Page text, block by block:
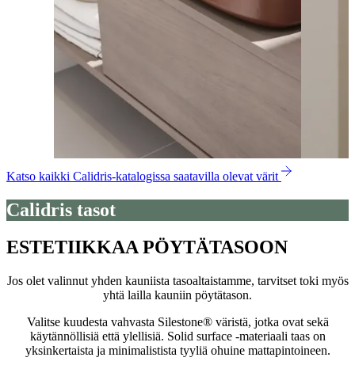
Katso kaikki Calidris-katalogissa saatavilla olevat värit
Calidris tasot
ESTETIIKKAA PÖYTÄTASOON
Jos olet valinnut yhden kauniista tasoaltaistamme, tarvitset toki myös
yhtä lailla kauniin pöytätason.
Valitse kuudesta vahvasta Silestone® väristä, jotka ovat sekä
käytännöllisiä että ylellisiä. Solid surface -materiaali taas on
yksinkertaista ja minimalistista tyyliä ohuine mattapintoineen.